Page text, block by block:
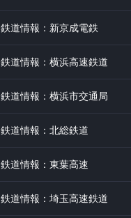
鉄道情報：新京成電鉄
鉄道情報：横浜高速鉄道
鉄道情報：横浜市交通局
鉄道情報：北総鉄道
鉄道情報：東葉高速
鉄道情報：埼玉高速鉄道